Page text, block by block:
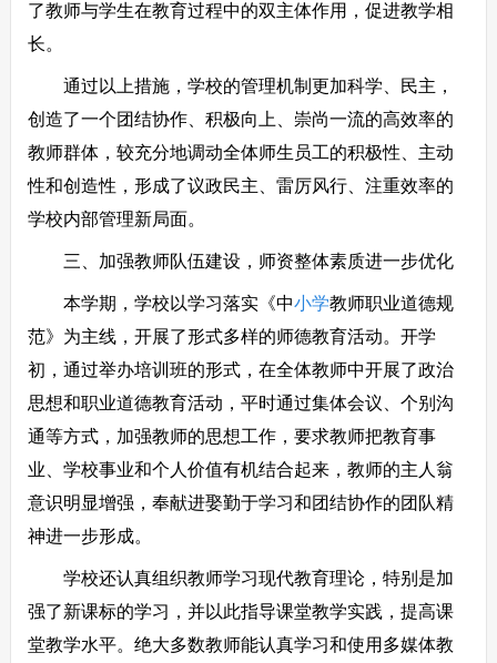
了教师与学生在教育过程中的双主体作用，促进教学相
长。
通过以上措施，学校的管理机制更加科学、民主，
创造了一个团结协作、积极向上、崇尚一流的高效率的
教师群体，较充分地调动全体师生员工的积极性、主动
性和创造性，形成了议政民主、雷厉风行、注重效率的
学校内部管理新局面。
三、加强教师队伍建设，师资整体素质进一步优化
本学期，学校以学习落实《中小学教师职业道德规
范》为主线，开展了形式多样的师德教育活动。开学
初，通过举办培训班的形式，在全体教师中开展了政治
思想和职业道德教育活动，平时通过集体会议、个别沟
通等方式，加强教师的思想工作，要求教师把教育事
业、学校事业和个人价值有机结合起来，教师的主人翁
意识明显增强，奉献进娶勤于学习和团结协作的团队精
神进一步形成。
学校还认真组织教师学习现代教育理论，特别是加
强了新课标的学习，并以此指导课堂教学实践，提高课
堂教学水平。绝大多数教师能认真学习和使用多媒体教